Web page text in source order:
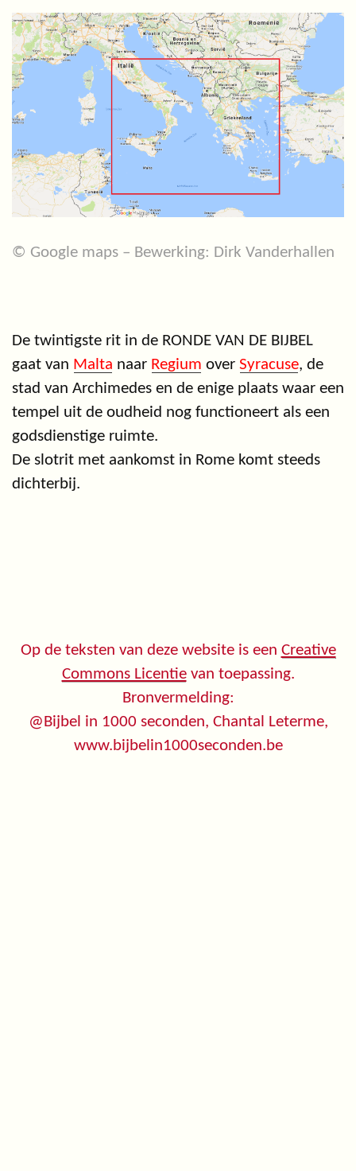
© Google maps – Bewerking: Dirk Vanderhallen
De twintigste rit in de RONDE VAN DE BIJBEL
gaat van Malta naar Regium over Syracuse, de
stad van Archimedes en de enige plaats waar een
tempel uit de oudheid nog functioneert als een
godsdienstige ruimte.
De slotrit met aankomst in Rome komt steeds
dichterbij.
Op de teksten van deze website is een Creative
Commons Licentievan toepassing.
Bronvermelding:
@Bijbel in 1000 seconden, Chantal Leterme,
www.bijbelin1000seconden.be